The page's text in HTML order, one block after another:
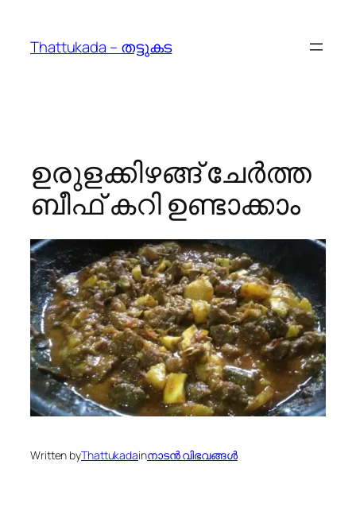
content
Thattukada – തട്ടുകട
ഉരുളക്കിഴങ്ങ് ചേര്‍ത്ത
ബീഫ് കറി ഉണ്ടാക്കാം
Written byThattukadainനാടന്‍ വിഭവങ്ങള്‍